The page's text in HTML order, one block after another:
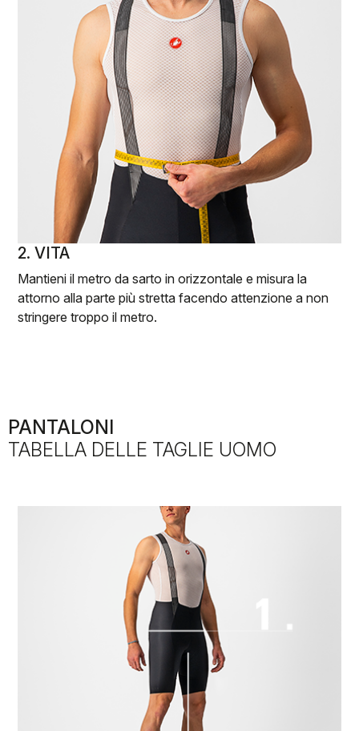
2. VITA
Mantieni il metro da sarto in orizzontale e misura la
attorno alla parte più stretta facendo attenzione a non
stringere troppo il metro.
PANTALONI
TABELLA DELLE TAGLIE UOMO